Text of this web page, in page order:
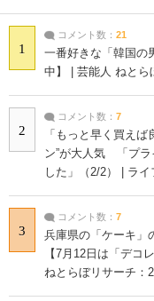
1
コメント数： 21
一番好きな「韓国の
中】 | 芸能人 ねとら
2
コメント数： 7
「もっと早く買え
ン”が大人気 「プラ
した」（2/2） | ラ
3
コメント数： 7
兵庫県の「ケーキ」
【7月12日は「デコ
ねとらぼリサーチ：